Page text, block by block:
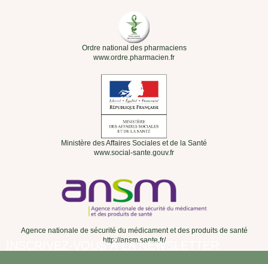
Ordre national des pharmaciens
www.ordre.pharmacien.fr
Ministère des Affaires Sociales et de la Santé
www.social-sante.gouv.fr
Agence nationale de sécurité du médicament et des produits de santé
http://ansm.sante.fr/
INSCRIVEZ-VOUS À LA NEWSLETTER